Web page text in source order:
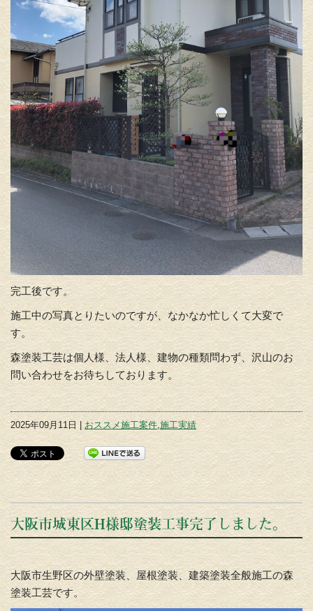
完工後です。
施工中の写真とりたいのですが、なかなか忙しくて大変で
す。
森塗装工芸は個人様、法人様、建物の種類問わず、沢山のお
問い合わせをお待ちしております。
2025年09月11日 | おススメ施工案件 施工実績
大阪市城東区H様邸塗装工事完了しました。
大阪市生野区の外壁塗装、屋根塗装、建築塗装全般施工の森
塗装工芸です。